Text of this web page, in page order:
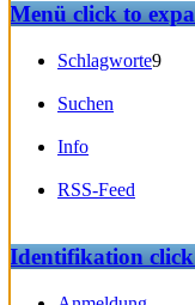
Menüclick to
Schlagworte9
Suchen
Info
RSS-Feed
Identifikationclick